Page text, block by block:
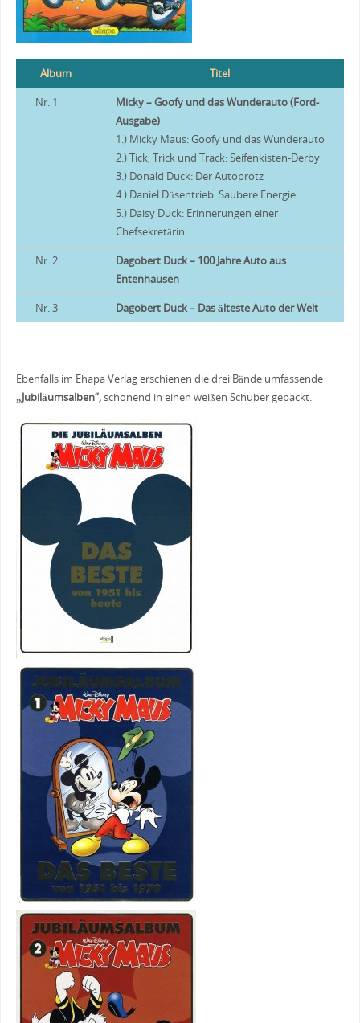
Album Titel
Nr. 1
Micky – Goofy und das Wunderauto (Ford-
Ausgabe)
1.) Micky Maus: Goofy und das Wunderauto
2.) Tick, Trick und Track: Seifenkisten-Derby
3.) Donald Duck: Der Autoprotz
4.) Daniel Düsentrieb: Saubere Energie
5.) Daisy Duck: Erinnerungen einer
Chefsekretärin
Nr. 2
Dagobert Duck – 100 Jahre Auto aus
Entenhausen
Nr. 3 Dagobert Duck – Das älteste Auto der Welt
Ebenfalls im Ehapa Verlag erschienen die drei Bände umfassende
„Jubiläumsalben“,schonend in einen weißen Schuber gepackt.